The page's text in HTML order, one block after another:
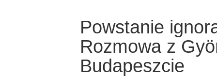
Powstanie
Rozmowa z
Budapeszcie